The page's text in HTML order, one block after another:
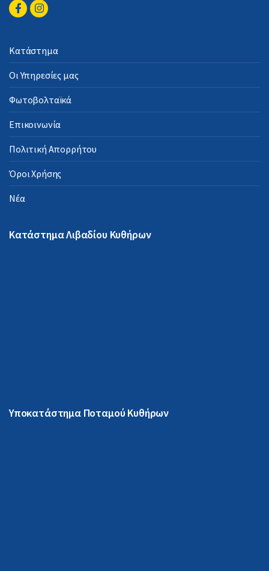
Κατάστημα
Οι Υπηρεσίες μας
Φωτοβολταϊκά
Επικοινωνία
Πολιτική Απορρήτου
Όροι Χρήσης
Νέα
Κατάστημα Λιβαδίου Κυθήρων
Υποκατάστημα Ποταμού Κυθήρων